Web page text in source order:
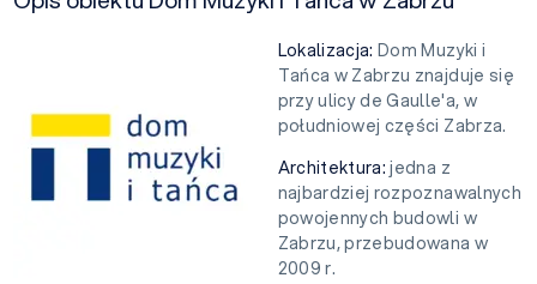
Lokalizacja: Dom Muzyki i
Tańca w Zabrzu znajduje się
przy ulicy de Gaulle'a, w
południowej części Zabrza.
Architektura: jedna z
najbardziej rozpoznawalnych
powojennych budowli w
Zabrzu, przebudowana w
2009 r.